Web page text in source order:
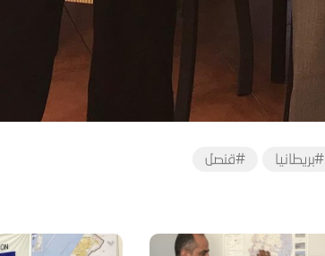
#بريطانيا #قنصل